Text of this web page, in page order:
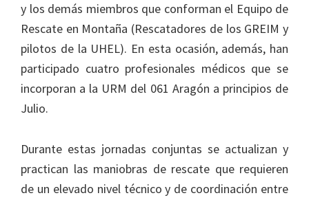
y los demás miembros que conforman el Equipo de
Rescate en Montaña (Rescatadores de los GREIM y
pilotos de la UHEL). En esta ocasión, además, han
participado cuatro profesionales médicos que se
incorporan a la URM del 061 Aragón a principios de
Julio.
Durante estas jornadas conjuntas se actualizan y
practican las maniobras de rescate que requieren
de un elevado nivel técnico y de coordinación entre